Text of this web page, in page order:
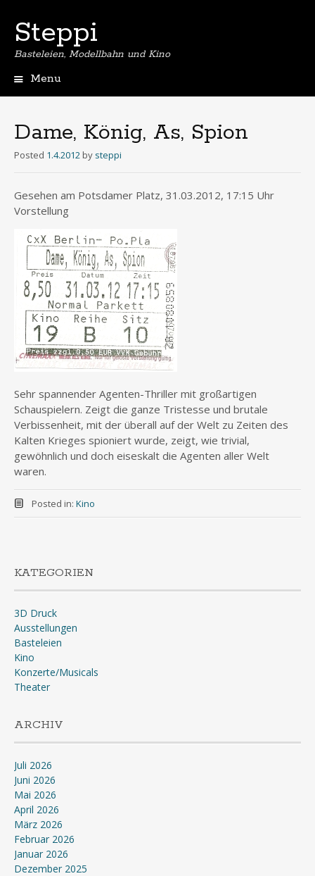
Steppi
Basteleien, Modellbahn und Kino
Menu
Dame, König, As, Spion
Posted 1.4.2012 by steppi
Gesehen am Potsdamer Platz, 31.03.2012, 17:15 Uhr
Vorstellung
Sehr spannender Agenten-Thriller mit großartigen
Schauspielern. Zeigt die ganze Tristesse und brutale
Verbissenheit, mit der überall auf der Welt zu Zeiten des
Kalten Krieges spioniert wurde, zeigt, wie trivial,
gewöhnlich und doch eiseskalt die Agenten aller Welt
waren.
Posted in: Kino
KATEGORIEN
3D Druck
Ausstellungen
Basteleien
Kino
Konzerte/Musicals
Theater
ARCHIV
Juli 2026
Juni 2026
Mai 2026
April 2026
März 2026
Februar 2026
Januar 2026
Dezember 2025